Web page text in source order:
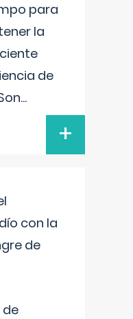
para
la
de
...
+
con la
de
de